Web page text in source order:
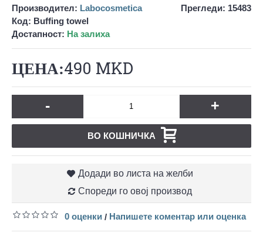
Прегледи: 15483
Производител: Labocosmetica
Код: Buffing towel
Достапност: На залиха
490 MKD
- +
ВО КОШНИЧКА
Додади во листа на желби
Спореди го овој производ
0 оценки / Напишете коментар или оценка